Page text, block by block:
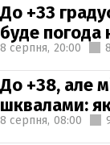
До +33
буде
8 серпня, 20:00
До +38, але
шквалами:
8 серпня, 08:00